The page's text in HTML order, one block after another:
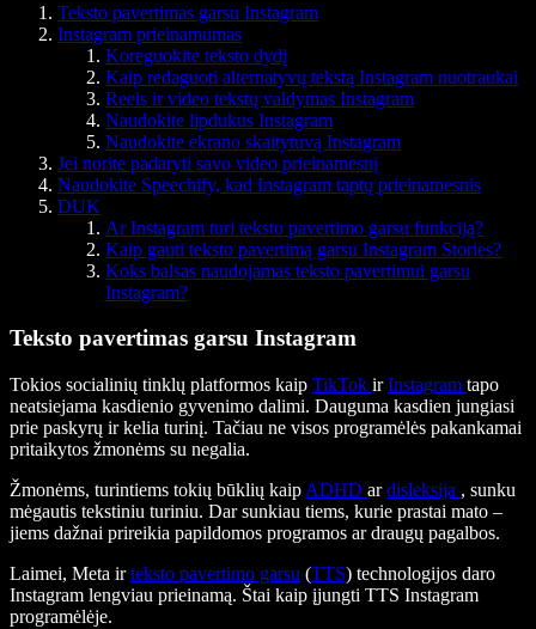
Teksto pavertimas garsu Instagram
Instagram prieinamumas
Koreguokite teksto dydį
Kaip redaguoti alternatyvų tekstą Instagram nuotraukai
Reels ir video tekstų valdymas Instagram
Naudokite lipdukus Instagram
Naudokite ekrano skaitytuvą Instagram
Jei norite padaryti savo video prieinamesnį
Naudokite Speechify, kad Instagram taptų prieinamesnis
DUK
Ar Instagram turi teksto pavertimo garsu funkciją?
Kaip gauti teksto pavertimą garsu Instagram Stories?
Koks balsas naudojamas teksto pavertimui garsu
Instagram?
Teksto pavertimas garsu Instagram
Tokios socialinių tinklų platformos kaip TikTok irInstagram tapo
neatsiejama kasdienio gyvenimo dalimi. Dauguma kasdien jungiasi
prie paskyrų ir kelia turinį. Tačiau ne visos programėlės pakankamai
pritaikytos žmonėms su negalia.
Žmonėms, turintiems tokių būklių kaip ADHD ardisleksija , sunku
mėgautis tekstiniu turiniu. Dar sunkiau tiems, kurie prastai mato –
jiems dažnai prireikia papildomos programos ar draugų pagalbos.
Laimei, Meta irteksto pavertimo garsu (TTS) technologijos daro
Instagram lengviau prieinamą. Štai kaip įjungti TTS Instagram
programėlėje.